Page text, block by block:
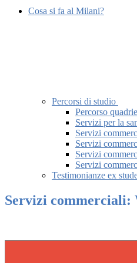
Cosa si fa al Milani?
Percorsi di studio
Percorso
Servizi per la
Servizi
Servizi
Servizi
Servizi
Testimonianze ex
Servizi commerciali: